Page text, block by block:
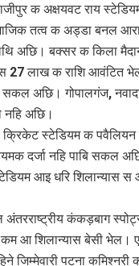
क अक्षयवट राय
तत्व क अड्डा बनल
अछि। बक्सर क किला
स 27 लाख क राशि आवंटित
सकल अछि। गोपालगंज,
अछि।
क्रिकेट स्टेडियम क
दर्जा नहि पाबि सकल
आइ धरि शिलान्यास
कंकड़बाग
आ शिलान्यास बेसी भेल।
जिम्मेवारी पटना कमिश्नरी